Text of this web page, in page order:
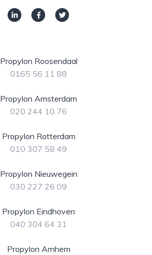
Propylon Roosendaal
0165 56 11 88
Propylon Amsterdam
020 244 10 76
Propylon Rotterdam
010 307 58 49
Propylon Nieuwegein
030 227 26 09
Propylon Eindhoven
040 304 64 31
Propylon Arnhem